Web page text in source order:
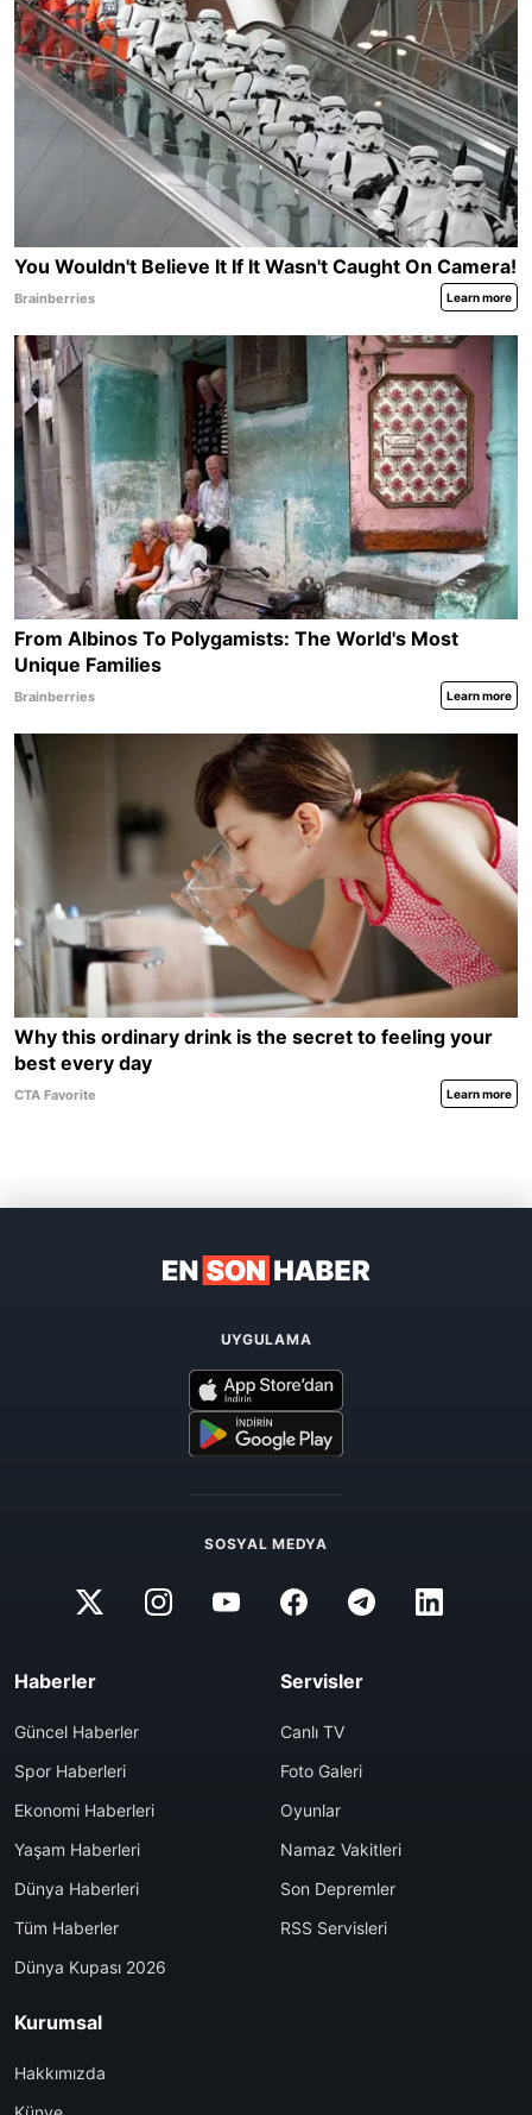
UYGULAMA
SOSYAL MEDYA
Haberler
Güncel Haberler
Spor Haberleri
Ekonomi Haberleri
Yaşam Haberleri
Dünya Haberleri
Tüm Haberler
Dünya Kupası 2026
Servisler
Canlı TV
Foto Galeri
Oyunlar
Namaz Vakitleri
Son Depremler
RSS Servisleri
Kurumsal
Hakkımızda